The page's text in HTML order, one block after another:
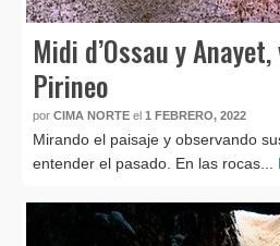
Midi d’Ossau y
Pirineo
por CIMA NORTE el 1 FEBRERO, 2022
Mirando el paisaje y observando
entender el pasado. En las rocas...